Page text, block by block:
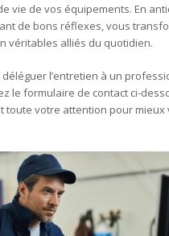
vie de vos équipements. En
de bons réflexes, vous
véritables alliés du quotidien.
l’entretien à un
le formulaire de contact ci-
toute votre attention pour mieux